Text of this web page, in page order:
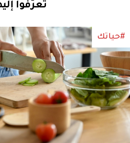
تعرّفوا
#حياتك